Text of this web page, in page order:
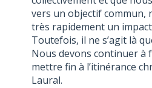
vers un objectif commun,
très rapidement un
Toutefois, il ne s’agit là
Nous devons continuer à
mettre fin à l’itinérance
Laural.